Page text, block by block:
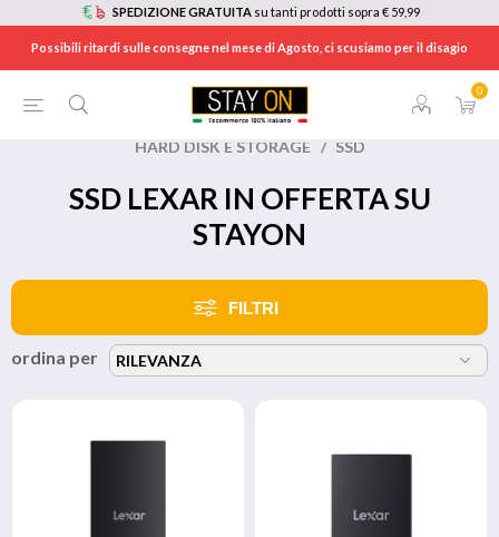
SPEDIZIONE GRATUITA su tanti prodotti sopra € 59,99
Possibili ritardi sulle consegne nel mese di Agosto, ci scusiamo per il disagio
0
/ BRANDS / LEXAR
HARD DISK E STORAGE / SSD
SSD LEXAR IN OFFERTA SU
STAYON
FILTRI
ordina per